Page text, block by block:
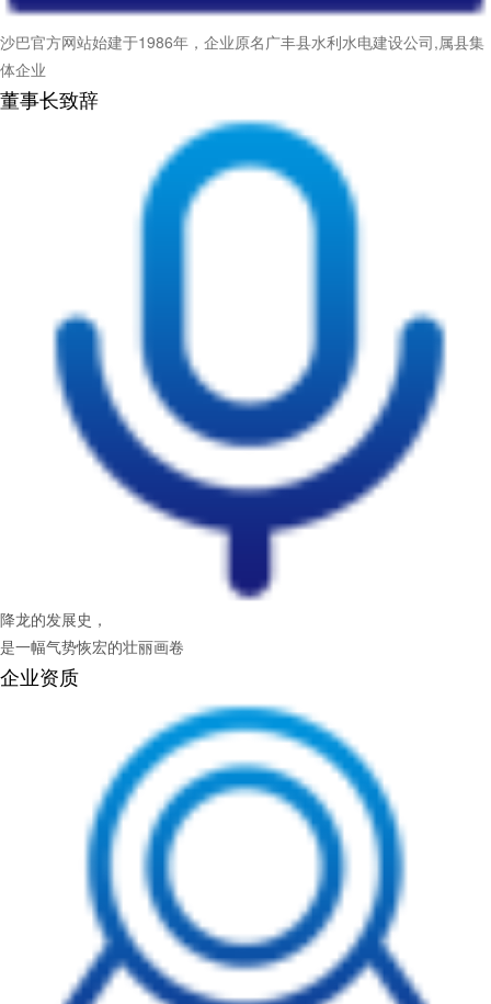
沙巴官方网站始建于1986年，企业原名广丰县水利水电建设公司,属县集
体企业
董事长致辞
降龙的发展史，
是一幅气势恢宏的壮丽画卷
企业资质